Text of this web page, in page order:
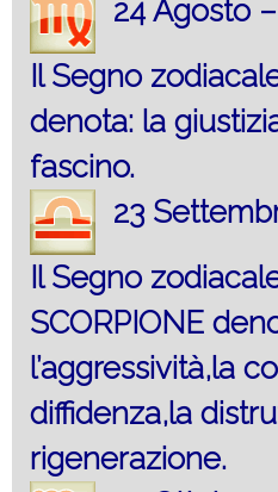
24 Agosto
Il Segno
denota: la
fascino.
23
Il Segno
SCORPIONE
l’aggressività,la
diffidenza,la
rigenerazione.